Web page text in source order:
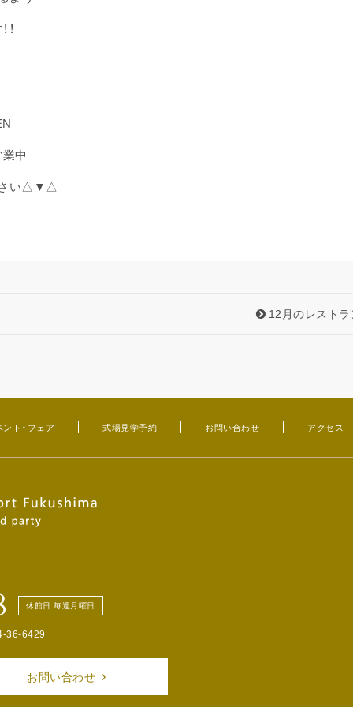
中
さい△▼△
12月のレストラ
ント・フェア 式場見学予約 お問い合わせ アクセス
休館日 毎週月曜日
36-6429
お問い合わせ